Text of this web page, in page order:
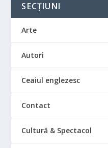
SECȚIUNI
Arte
Autori
Ceaiul englezesc
Contact
Cultură & Spectacol